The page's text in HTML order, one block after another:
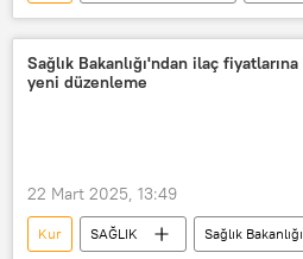
hazır giyim
Konfeksiyon
Dış ticaret
Dış ticaret açığı
Dolar
Şeref Fayat
Radyo Sputnik
Sağlık Bakanlığı'ndan ilaç fiyatlarına
yeni düzenleme
22 Mart 2025, 13:49
Kur SAĞLIK
Sağlık Bakanlığı